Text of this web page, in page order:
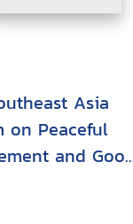
Asia
on Peaceful
and
17-20,
Thailand